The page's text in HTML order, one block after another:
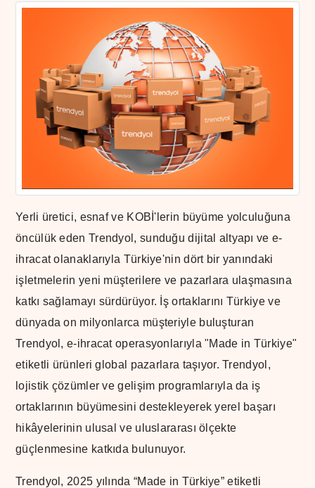
Yerli üretici, esnaf ve KOBİ'lerin büyüme yolculuğuna
öncülük eden Trendyol, sunduğu dijital altyapı ve e-
ihracat olanaklarıyla Türkiye'nin dört bir yanındaki
işletmelerin yeni müşterilere ve pazarlara ulaşmasına
katkı sağlamayı sürdürüyor. İş ortaklarını Türkiye ve
dünyada on milyonlarca müşteriyle buluşturan
Trendyol, e-ihracat operasyonlarıyla "Made in Türkiye"
etiketli ürünleri global pazarlara taşıyor. Trendyol,
lojistik çözümler ve gelişim programlarıyla da iş
ortaklarının büyümesini destekleyerek yerel başarı
hikâyelerinin ulusal ve uluslararası ölçekte
güçlenmesine katkıda bulunuyor.
Trendyol, 2025 yılında “Made in Türkiye” etiketli